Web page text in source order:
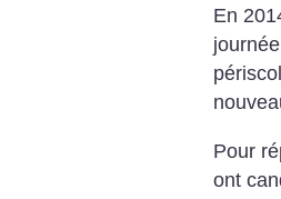
En
Pour
ont